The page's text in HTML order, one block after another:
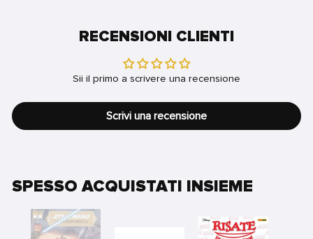
RECENSIONI CLIENTI
Sii il primo a scrivere una recensione
Scrivi una recensione
SPESSO ACQUISTATI INSIEME